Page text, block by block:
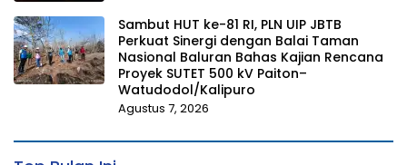
Sambut HUT ke-81 RI, PLN UIP JBTB
Perkuat Sinergi dengan Balai Taman
Nasional Baluran Bahas Kajian Rencana
Proyek SUTET 500 kV Paiton–
Watudodol/Kalipuro
Agustus 7, 2026